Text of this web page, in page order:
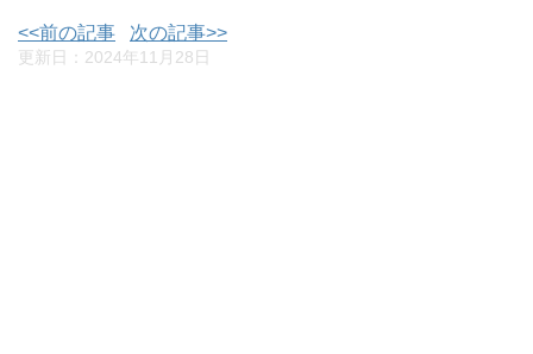
<<前の記事 次の記事>>
更新日： 2024年11月28日